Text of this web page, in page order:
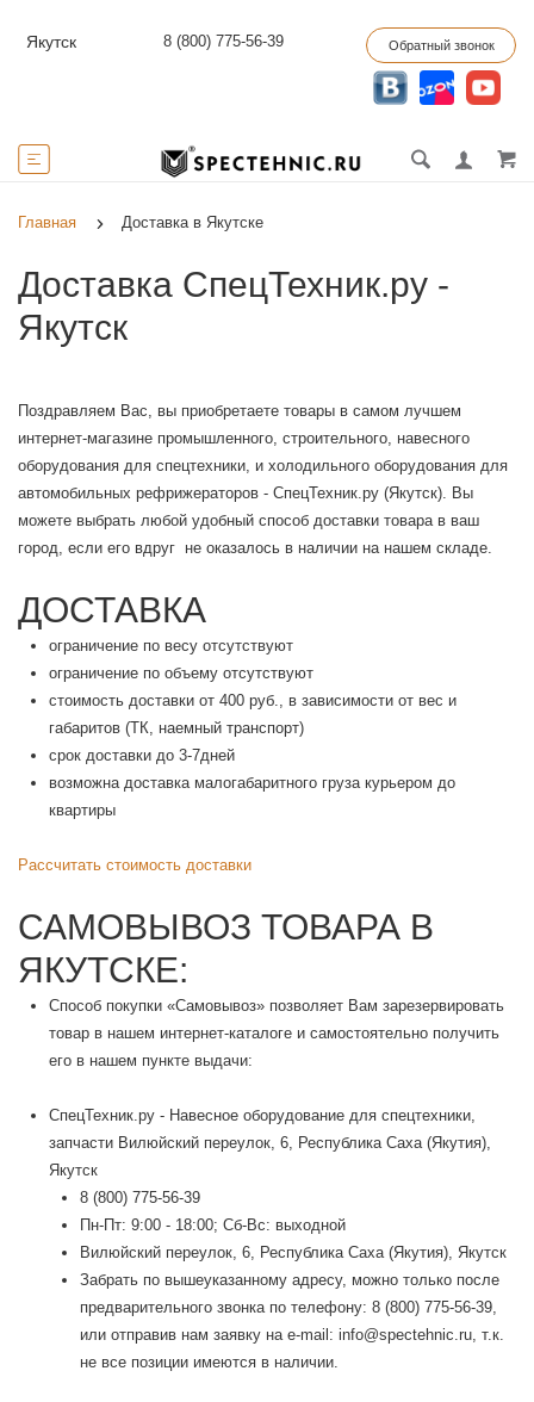
Якутск 8 (800) 775-56-39 Обратный звонок
Главная Доставка в Якутске
Доставка СпецТехник.ру -
Якутск
Поздравляем Вас, вы приобретаете товары в самом лучшем
интернет-магазине промышленного, строительного, навесного
оборудования для спецтехники, и холодильного оборудования для
автомобильных рефрижераторов - СпецТехник.ру (Якутск). Вы
можете выбрать любой удобный способ доставки товара в ваш
город, если его вдруг не оказалось в наличии на нашем складе.
ДОСТАВКА
ограничение по весу отсутствуют
ограничение по объему отсутствуют
стоимость доставки от 400 руб., в зависимости от вес и
габаритов (ТК, наемный транспорт)
срок доставки до 3-7дней
возможна доставка малогабаритного груза курьером до
квартиры
Рассчитать стоимость доставки
САМОВЫВОЗ ТОВАРА В
ЯКУТСКЕ:
Способ покупки «Самовывоз» позволяет Вам зарезервировать
товар в нашем интернет-каталоге и самостоятельно получить
его в нашем пункте выдачи:
СпецТехник.ру - Навесное оборудование для спецтехники,
запчасти Вилюйский переулок, 6, Республика Саха (Якутия),
Якутск
8 (800) 775-56-39
Пн-Пт: 9:00 - 18:00; Сб-Вс: выходной
Вилюйский переулок, 6, Республика Саха (Якутия), Якутск
Забрать по вышеуказанному адресу, можно только после
предварительного звонка по телефону: 8 (800) 775-56-39,
или отправив нам заявку на e-mail: info@spectehnic.ru, т.к.
не все позиции имеются в наличии.